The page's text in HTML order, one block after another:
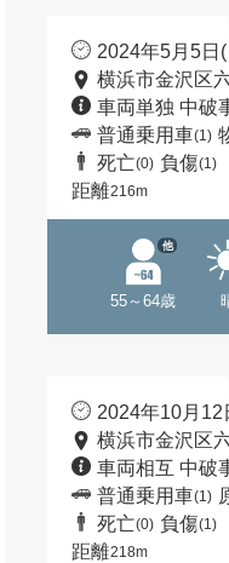
2024年5月5日
横浜市金沢区
車両単独 中破
普通乗用車(1)
死亡(0) 負傷(1)
距離216m
55～64歳
他
2024年10月12
横浜市金沢区
車両相互 中破
普通乗用車(1)
死亡(0) 負傷(1)
距離218m